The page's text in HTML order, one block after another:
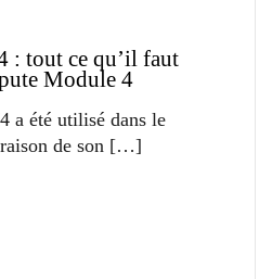
: tout ce qu’il faut
Module 4
a été utilisé dans le
de son